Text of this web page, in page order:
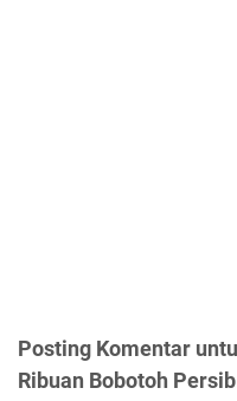
Posting Komentar
Ribuan Bobotoh